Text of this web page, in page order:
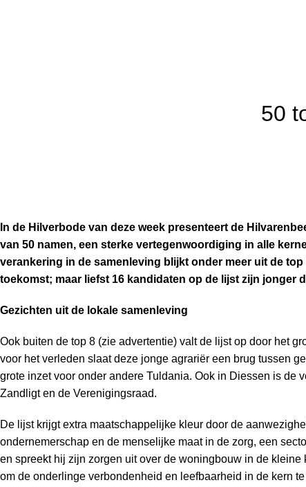
50
In de Hilverbode van deze week presenteert de
van 50 namen, een sterke vertegenwoordiging in alle
verankering in de samenleving blijkt onder meer uit de
toekomst; maar liefst 16 kandidaten op de lijst zijn jonger
Gezichten uit de lokale samenleving
Ook buiten de top 8 (zie advertentie) valt de lijst op door het
voor het verleden slaat deze jonge agrariër een brug tussen
grote inzet voor onder andere Tuldania. Ook in Diessen is
Zandligt en de Verenigingsraad.
De lijst krijgt extra maatschappelijke kleur door de
ondernemerschap en de menselijke maat in de zorg, een
en spreekt hij zijn zorgen uit over de woningbouw in de kleine
om de onderlinge verbondenheid en leefbaarheid in de kern